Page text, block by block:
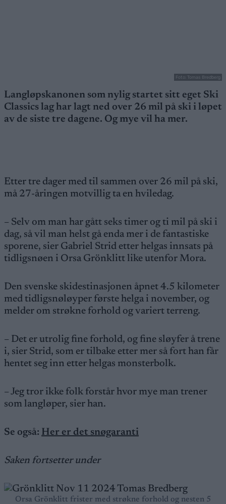
Foto: Tomas Bredberg
Langløpskanonen som nylig startet sitt eget Ski
Classics lag har lagt ned over 26 mil på ski i løpet
av de siste tre dagene. Og mye vil ha mer.
Etter tre dager med til sammen over 26 mil på ski,
må 27-åringen motvillig ta en hviledag.
– Selv om man har gått seks timer og ti mil på ski i
dag, så vil man helst gå enda mer i de fantastiske
sporene, sier Gabriel Strid etter helgas innsats på
tidligsnøen i Orsa Grönklitt like utenfor Mora.
Den svenske skidestinasjonen åpnet 4.5 kilometer
med tidligsnøløyper første helga i november, og
melder om strøkne forhold og variert terreng.
– Det er utrolig fine forhold, og fine sløyfer å trene
i, sier Strid, som er tilbake etter mer så fort han får
hentet seg inn etter helgas monsterbolk.
– Jeg tror ikke folk forstår hvor mye man trener
som langløper, sier han.
Se også: Her er det snøgaranti
Saken fortsetter under
Orsa Grönklitt frister med strøkne forhold og nesten 5